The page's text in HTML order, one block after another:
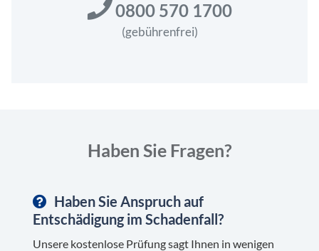
0800 570 1700
(gebührenfrei)
Haben Sie Fragen?
Haben Sie Anspruch auf
Entschädigung im Schadenfall?
Unsere kostenlose Prüfung sagt Ihnen in wenigen